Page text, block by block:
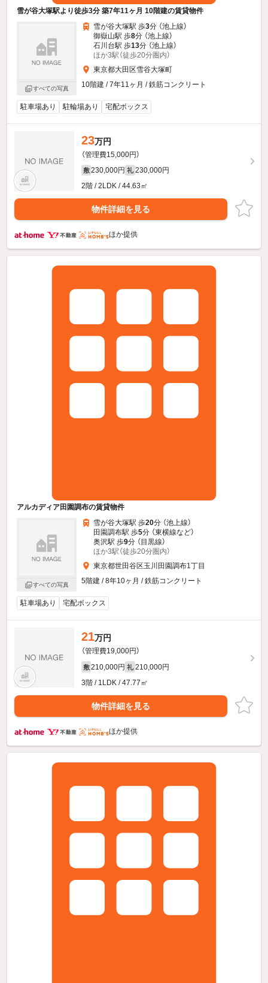
雪が谷大塚駅より徒歩3分 築7年11ヶ月 10階建の賃貸物件
すべての写真
雪が谷大塚駅 歩3分 （池上線）
御嶽山駅 歩8分 （池上線）
石川台駅 歩13分 （池上線）
ほか3駅（徒歩20分圏内）
東京都大田区雪谷大塚町
10階建 / 7年11ヶ月 / 鉄筋コンクリート
駐車場あり 駐輪場あり 宅配ボックス
23万円
（管理費15,000円）
敷 230,000円 礼 230,000円
2階 / 2LDK / 44.63㎡
物件詳細を見る
ほか提供
アルカディア田園調布の賃貸物件
すべての写真
雪が谷大塚駅 歩20分 （池上線）
田園調布駅 歩5分 （東横線など）
奥沢駅 歩9分 （目黒線）
ほか3駅（徒歩20分圏内）
東京都世田谷区玉川田園調布1丁目
5階建 / 8年10ヶ月 / 鉄筋コンクリート
駐車場あり 宅配ボックス
21万円
（管理費19,000円）
敷 210,000円 礼 210,000円
3階 / 1LDK / 47.77㎡
物件詳細を見る
ほか提供